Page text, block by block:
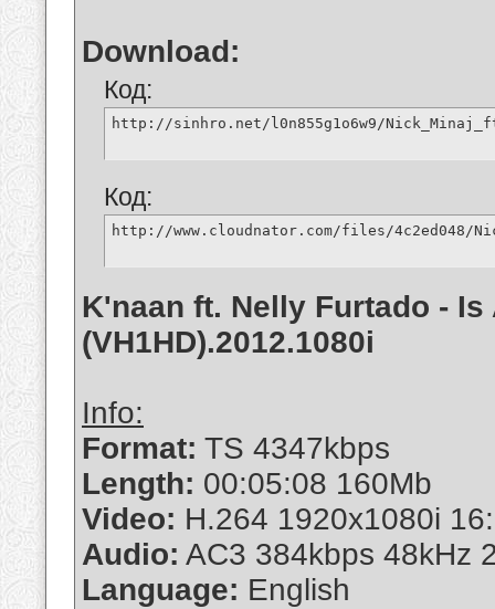
Download:
Код:
http://sinhro.net/l0n855g1o6w9/
Код:
http://www.cloudnator.com/files/4c2ed048/
K'naan ft. Nelly Furtado -
(VH1HD).2012.1080i
Info:
Format: TS 4347kbps
Length: 00:05:08 160Mb
Video: H.264 1920x1080i
Audio: AC3 384kbps 48kHz
Language: English